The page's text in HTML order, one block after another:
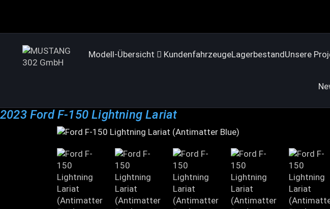
Modell-Übersicht KundenfahrzeugeLagerbestandUnsere
2023 Ford F-150 Lightning Lariat